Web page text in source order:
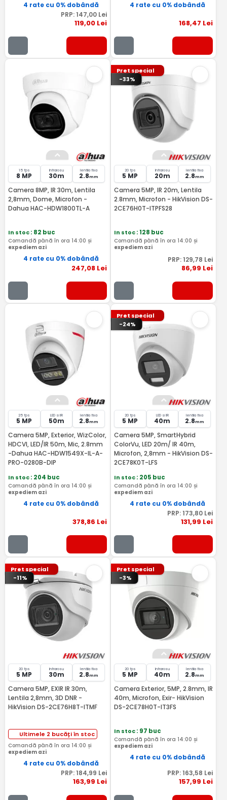
4 rate cu 0% dobândă
PRP: 147,00Lei
119,00Lei
4 rate cu 0% dobândă
168,47 Lei
15 fps
8 MP
Infrarosu
30m
lentila fixa
2.8mm
Camera 8MP, IR 30m, Lentila
2,8mm, Dome, Microfon -
Dahua HAC-HDW1800TL-A
In stoc: 82 buc
Comandă până în ora 14:00 și
expediem azi
4 rate cu 0% dobândă
247,08Lei
Pret special
-33%
20 fps
5 MP
Infrarosu
20m
lentila fixa
2.8mm
Camera 5MP, IR 20m, Lentila
2.8mm, Microfon - HikVision DS-
2CE76H0T-ITPFS28
In stoc: 128 buc
Comandă până în ora 14:00 și
expediem azi
PRP: 129,78 Lei
86,99 Lei
25 fps
5 MP
LED si IR
50m
lentila fixa
2.8mm
Camera 5MP, Exterior, WizColor,
HDCVI, LED/IR 50m, Mic, 2.8mm
-Dahua HAC-HDW1549X-IL-A-
PRO-0280B-DIP
In stoc: 204 buc
Comandă până în ora 14:00 și
expediem azi
4 rate cu 0% dobândă
378,86 Lei
Pret special
-24%
20 fps
5 MP
LED si IR
40m
lentila fixa
2.8mm
Camera 5MP, SmartHybrid
ColorVu, LED 20m/ IR 40m,
Microfon, 2,8mm - HikVision DS-
2CE78K0T-LFS
In stoc: 205 buc
Comandă până în ora 14:00 și
expediem azi
4 rate cu 0% dobândă
PRP: 173,80 Lei
131,99 Lei
Pret special
-11%
20 fps
5 MP
Infrarosu
30m
lentila fixa
2.8mm
Camera 5MP, EXIR IR 30m,
Lentila 2,8mm, 3D DNR -
HikVision DS-2CE76H8T-ITMF
Ultimele 2 bucăți în stoc
Comandă până în ora 14:00 și
expediem azi
4 rate cu 0% dobândă
PRP: 184,99 Lei
163,99 Lei
Pret special
-3%
20 fps
5 MP
Infrarosu
40m
lentila fixa
2.8mm
Camera Exterior, 5MP, 2.8mm, IR
40m, Microfon, Exir- HikVision
DS-2CE78H0T-IT3FS
In stoc: 97 buc
Comandă până în ora 14:00 și
expediem azi
4 rate cu 0% dobândă
PRP: 163,58 Lei
157,99 Lei